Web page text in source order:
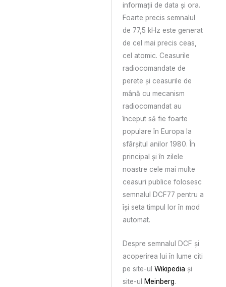
informații de data și ora.
Foarte precis semnalul
de 77,5 kHz este generat
de cel mai precis ceas,
cel atomic. Ceasurile
radiocomandate de
perete și ceasurile de
mână cu mecanism
radiocomandat au
început să fie foarte
populare în Europa la
sfârșitul anilor 1980. În
principal și în zilele
noastre cele mai multe
ceasuri publice folosesc
semnalul DCF77 pentru a
își seta timpul lor în mod
automat.
Despre semnalul DCF și
acoperirea lui în lume citi
pe site-ul Wikipedia și
site-ul
Meinberg.